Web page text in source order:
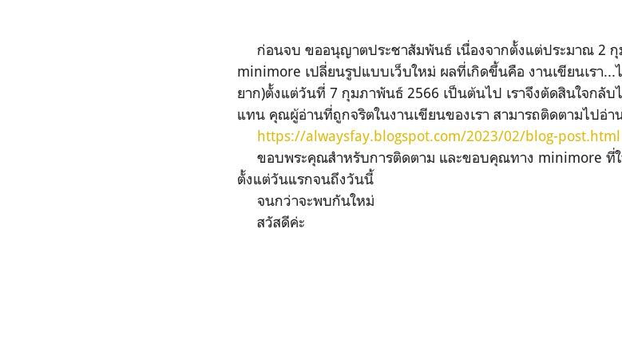
ก่อนจบ ขออนุญาตประชาสัมพันธ์ เนื่องจากตั้งแต่ประมาณ 2 กุ
minimore เปลี่ยนรูปแบบเว็บใหม่ ผลที่เกิดขึ้นคือ งานเขียนเรา...
ยาก)ตั้งแต่วันที่ 7 กุมภาพันธ์ 2566 เป็นต้นไป เราจึงตัดสินใจกลับไ
แทน คุณผู้อ่านที่ถูกจริตในงานเขียนของเรา สามารถติดตามไปอ่า
https://alwaysfay.blogspot.com/2023/02/blog-post.html
ขอบพระคุณสำหรับการติดตาม และขอบคุณทาง minimore ที่ใ
ตั้งแต่วันแรกจนถึงวันนี้
จนกว่าจะพบกันใหม่
สวัสดีค่ะ